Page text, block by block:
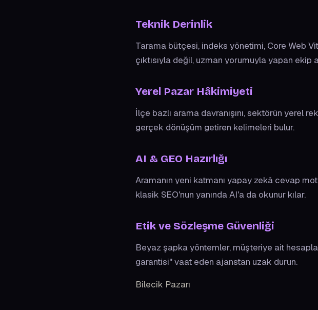
Teknik Derinlik
Tarama bütçesi, indeks yönetimi, Core Web
çıktısıyla değil, uzman yorumuyla yapan ekip
Yerel Pazar Hâkimiyeti
İlçe bazlı arama davranışını, sektörün yerel
gerçek dönüşüm getiren kelimeleri bulur.
AI & GEO Hazırlığı
Aramanın yeni katmanı yapay zekâ cevap
klasik SEO'nun yanında AI'a da okunur kılar.
Etik ve Sözleşme Güvenliği
Beyaz şapka yöntemler, müşteriye ait
garantisi" vaat eden ajanstan uzak durun.
Bilecik Pazarı